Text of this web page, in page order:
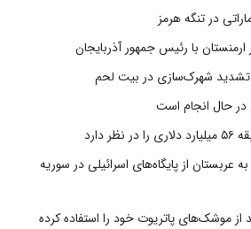
در تنگه هرمز
با رئیس جمهور آذربایجان
شهرک‌سازی در بیت‌ لحم
در حال انجام است
عربستان از پایگاه‌های اسرائیلی در سوریه
عربستان ۸۶ درصد از موشک‌های پاتریوت خود را استفاده کرده